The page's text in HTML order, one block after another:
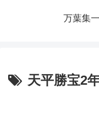
万葉集
天平勝宝2